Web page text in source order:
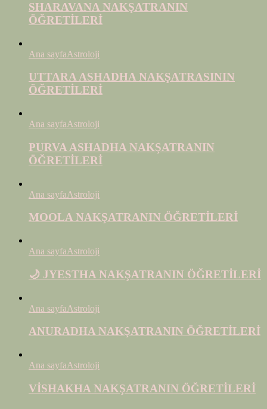
SHARAVANA NAKŞATRANIN
ÖĞRETİLERİ
Ana sayfaAstroloji
UTTARA ASHADHA NAKŞATRASININ
ÖĞRETİLERİ
Ana sayfaAstroloji
PURVA ASHADHA NAKŞATRANIN
ÖĞRETİLERİ
Ana sayfaAstroloji
MOOLA NAKŞATRANIN ÖĞRETİLERİ
Ana sayfaAstroloji
🌙 JYESTHA NAKŞATRANIN ÖĞRETİLERİ
Ana sayfaAstroloji
ANURADHA NAKŞATRANIN ÖĞRETİLERİ
Ana sayfaAstroloji
VİSHAKHA NAKŞATRANIN ÖĞRETİLERİ